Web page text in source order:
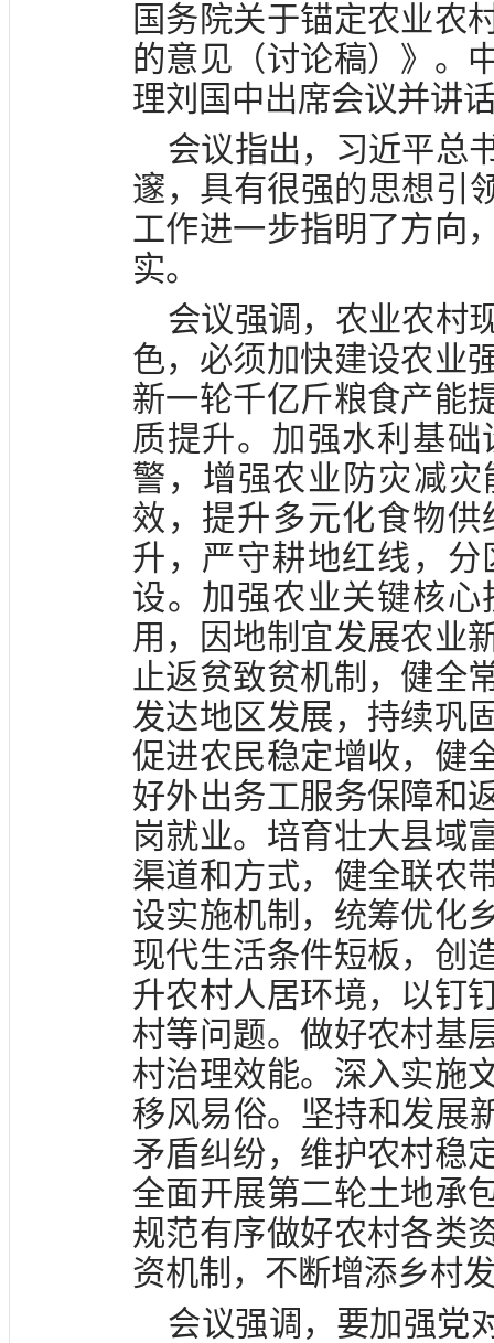
国务院关于锚定农业农
的意见（讨论稿）》。
理刘国中出席会议并讲
会议指出，习近平总
邃，具有很强的思想引
工作进一步指明了方向
实。
会议强调，农业农村
色，必须加快建设农业
新一轮千亿斤粮食产能
质提升。加强水利基
警，增强农业防灾减
效，提升多元化食物
升，严守耕地红线，
设。加强农业关键核
用，因地制宜发展农业
止返贫致贫机制，健全
发达地区发展，持续巩
促进农民稳定增收，健
好外出务工服务保障和
岗就业。培育壮大县域
渠道和方式，健全联农
设实施机制，统筹优化
现代生活条件短板，创
升农村人居环境，以钉
村等问题。做好农村基
村治理效能。深入实施
移风易俗。坚持和发展
矛盾纠纷，维护农村稳
全面开展第二轮土地承
规范有序做好农村各类
资机制，不断增添乡村
会议强调，要加强党